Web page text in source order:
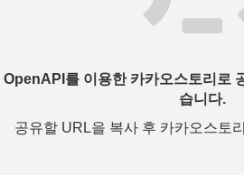
OpenAPI를 이용한 카카오스토리로
습니다.
공유할 URL을 복사 후 카카오스토